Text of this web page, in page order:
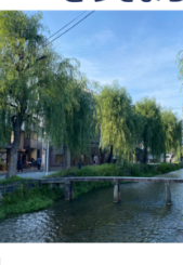
ち
の
案
内
人
が
あ
な
た
に
寄
り